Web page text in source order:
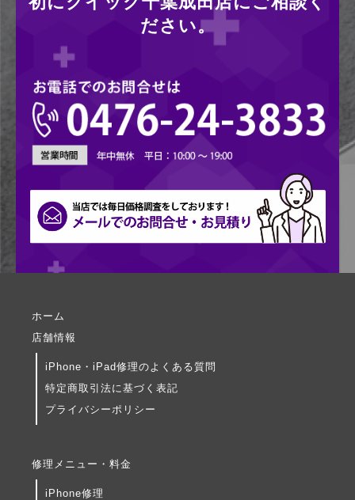
ださい。
ホーム
店舗情報
iPhone・iPad修理のよくある質問
特定商取引法に基づく表記
プライバシーポリシー
修理メニュー・料金
iPhone修理